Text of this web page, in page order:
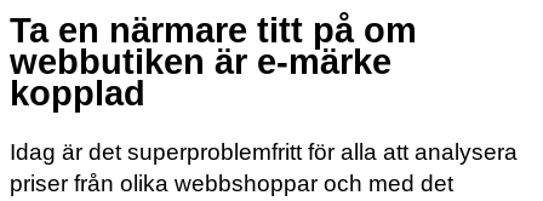
Ta en närmare titt på om
webbutiken är e-märke
kopplad
Idag är det superproblemfritt för alla att analysera
priser från olika webbshoppar och med det